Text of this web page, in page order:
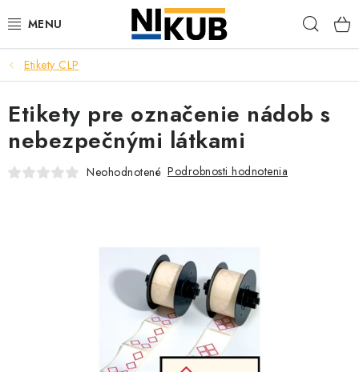
na
EKOLÓGIA
BEZPEČNOSŤ
ORGANIZÁCIA PREVÁDZKY
Etikety CLP
Etikety pre označenie nádob s
nebezpečnými látkami
Neohodnotené Podrobnosti hodnotenia